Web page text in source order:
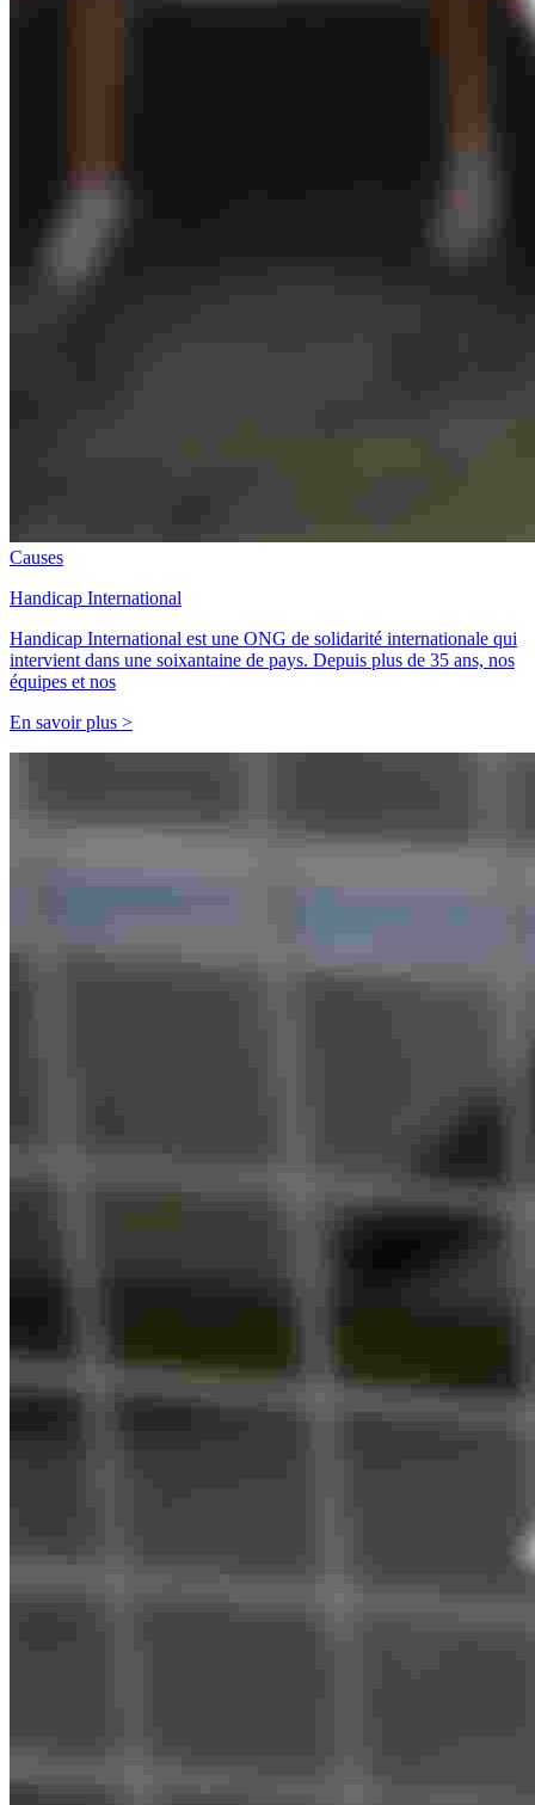
Causes
Handicap International
Handicap International est une ONG de solidarité internationale qui
intervient dans une soixantaine de pays. Depuis plus de 35 ans, nos
équipes et nos
En savoir plus >